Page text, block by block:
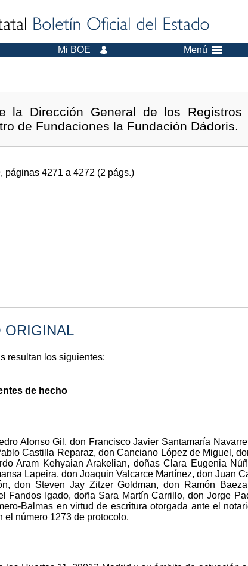
Mi BOE Menú
la Dirección General de los
de Fundaciones la Fundación Dádoris.
páginas 4271 a 4272 (2 págs.)
ORIGINAL
resultan los siguientes:
de hecho
Alonso Gil, don Francisco Javier Santamaría
Castilla Reparaz, don Canciano López de Miguel,
Aram Kehyaian Arakelian, doñas Clara Eugenia
Lapeira, don Joaquin Valcarce Martínez, don Juan
don Steven Jay Zitzer Goldman, don Ramón
Fandos Igado, doña Sara Martín Carrillo, don Jorge
Balmas en virtud de escritura otorgada ante el
el número 1273 de protocolo.